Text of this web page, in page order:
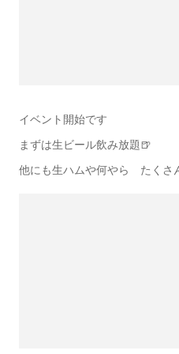
イベント開始です
まずは生ビール飲み放題🍺
他にも生ハムや何やら たくさ